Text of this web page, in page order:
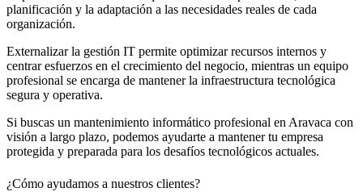
planificación y la adaptación a las necesidades reales de cada
organización.
Externalizar la gestión IT permite optimizar recursos internos y
centrar esfuerzos en el crecimiento del negocio, mientras un equipo
profesional se encarga de mantener la infraestructura tecnológica
segura y operativa.
Si buscas un mantenimiento informático profesional en Aravaca con
visión a largo plazo, podemos ayudarte a mantener tu empresa
protegida y preparada para los desafíos tecnológicos actuales.
¿Cómo ayudamos a nuestros clientes?